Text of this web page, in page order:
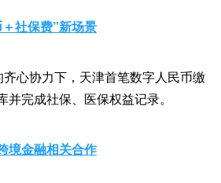
社保费”新场景
齐心协力下，天津首笔数字人民币缴
完成社保、医保权益记录。
境金融相关合作